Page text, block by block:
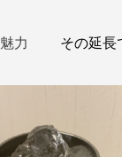
力 その延長